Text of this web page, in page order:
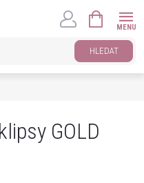
HLEDAT
KOŠÍK
GOLD